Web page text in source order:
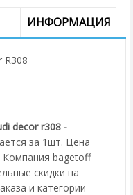
ИНФОРМАЦИЯ
R308
decor r308 -
за 1шт. Цена
Компания bagetoff
скидки на
и категории